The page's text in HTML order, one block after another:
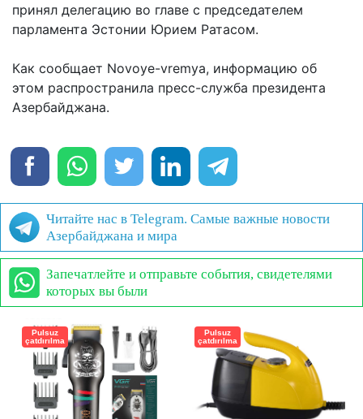
принял делегацию во главе с председателем
парламента Эстонии Юрием Ратасом.
Как сообщает Novoye-vremya, информацию об
этом распространила пресс-служба президента
Азербайджана.
Читайте нас в Telegram. Самые важные новости
Азербайджана и мира
Запечатлейте и отправьте события, свидетелями
которых вы были